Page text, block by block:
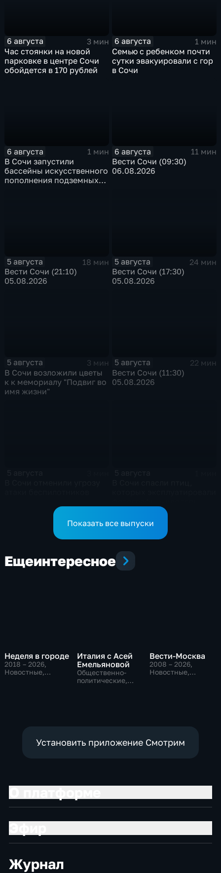
6 августа
3 мин
Час стоянки на новой
парковке в центре Сочи
обойдется в 170 рублей
6 августа
1 мин
Семью с ребенком почти
сутки эвакуировали с гор
в Сочи
6 августа
1 мин
В Сочи запустили
бассейны искусственного
пополнения подземных
6 августа
11 мин
Вести Сочи (09:30)
06.08.2026
5 августа
18 мин
Вести Сочи (21:10)
05.08.2026
5 августа
24 мин
Вести Сочи (17:30)
05.08.2026
5 августа
3 мин
В Сочи возложили цветы
к к мемориалу "Подвиг во
имя жизни"
5 августа
22 мин
Вести Сочи (11:30)
05.08.2026
Показать все выпуски
Ещеинтересное
Неделя в городе
2018 – 2026,
Новостные,
Италия с Асей
Емельяновой
Общественно-
политические,
Вести-Москва
2008 – 2026,
Новостные,
Установить приложение Смотрим
Журнал